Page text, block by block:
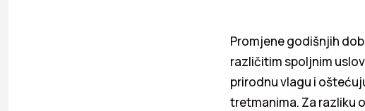
Promjene godišnjih
različitim spoljnim
prirodnu vlagu i
tretmanima. Za razliku